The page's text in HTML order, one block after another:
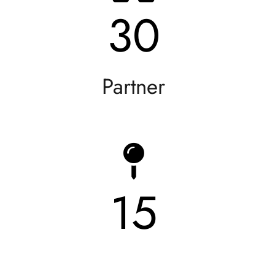
30
Partner
15